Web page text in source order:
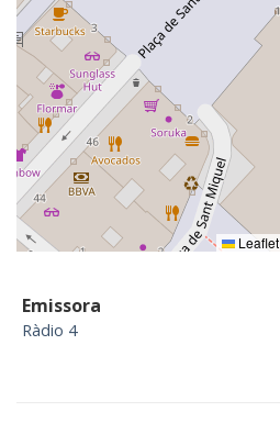
Leaflet
Emissora
Ràdio 4